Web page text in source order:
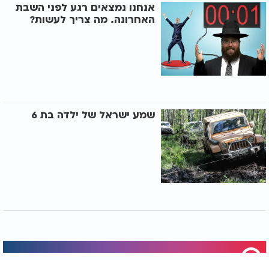
אנחנו נמצאים רגע לפני השבת
האחרונה. מה צריך לעשות?
שמע ישראל של ילדה בת 6